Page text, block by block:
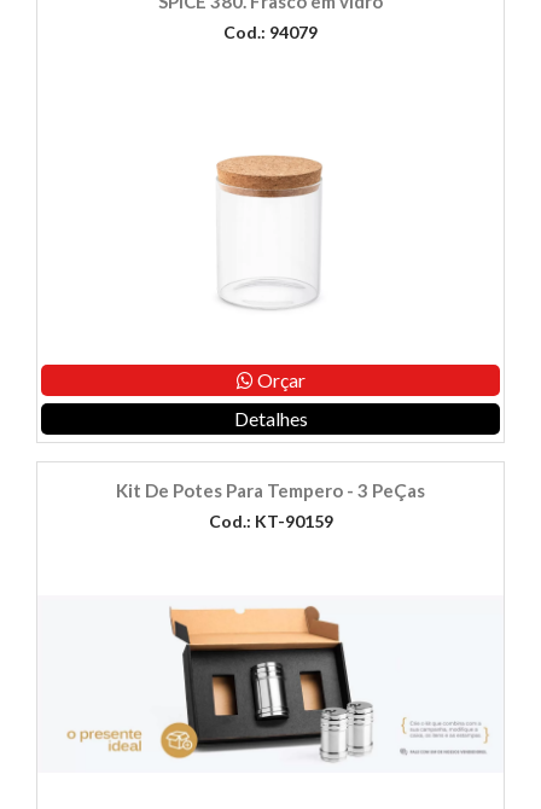
Cod.: 94079
Orçar
Detalhes
Kit De Potes Para Tempero - 3 PeÇas
Cod.: KT-90159